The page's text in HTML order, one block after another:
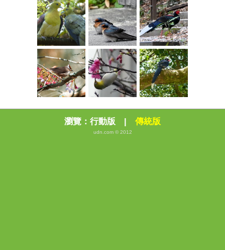
瀏覽： 行動版 | 傳統版
udn.com © 2012